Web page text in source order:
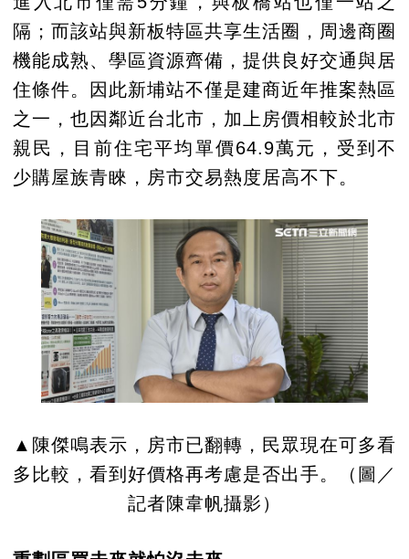
隔；而該站與新板特區共享生活圈，周邊商圈
機能成熟、學區資源齊備，提供良好交通與居
住條件。因此新埔站不僅是建商近年推案熱區
之一，也因鄰近台北市，加上房價相較於北市
親民，目前住宅平均單價64.9萬元，受到不
少購屋族青睞，房市交易熱度居高不下。
▲陳傑鳴表示，房市已翻轉，民眾現在可多看
多比較，看到好價格再考慮是否出手。（圖／
記者陳韋帆攝影）